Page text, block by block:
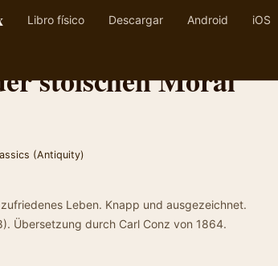
Libro físico Descargar Android iOS
stoischen Moral
(Antiquity)
Leben. Knapp und ausgezeichnet.
Übersetzung durch Carl Conz von 1864.